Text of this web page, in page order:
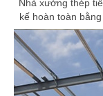
Nhà xưởng thép
kế hoàn toàn
thời gian thi công
những loại